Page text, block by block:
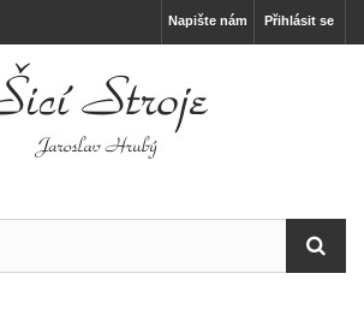
Přihlásit se
Napište nám